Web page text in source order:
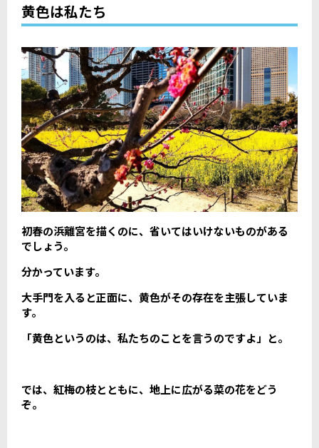
黄色は私たち
初春の浜離宮を描くのに、省いてはいけないものがある
でしょう。
分かっています。
大手門を入ると正面に、黄色がその存在を主張していま
す。
「黄色というのは、私たちのことを言うのですよ」と。
では、紅梅の枝とともに、地上に広がる菜の花をどう
ぞ。